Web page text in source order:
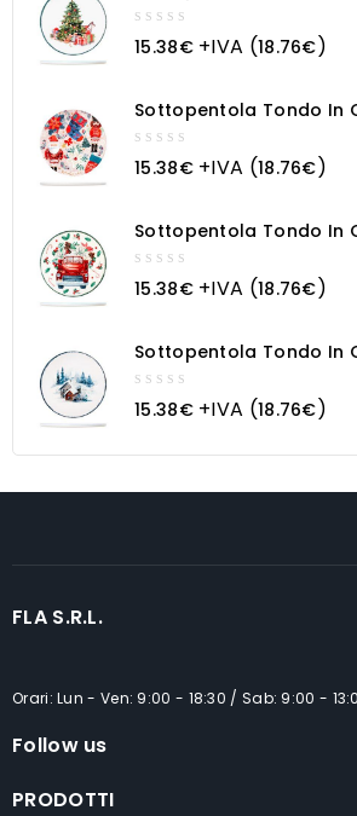
out
15.38€+IVA (18.76€)
Sottopentola Tondo In
Natalizia
out
15.38€+IVA (18.76€)
Sottopentola Tondo In
Macchina Natalizia
out
15.38€+IVA (18.76€)
Sottopentola Tondo In
Paesaggio Innevato
out
15.38€+IVA (18.76€)
FLA S.R.L.
Orari: Lun - Ven: 9:00 - 18:30 / Sab: 9:00 -
Follow us
PRODOTTI